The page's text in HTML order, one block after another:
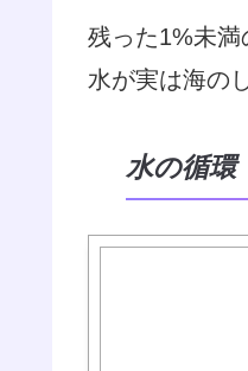
残った1%未
水が実は海の
水の循環